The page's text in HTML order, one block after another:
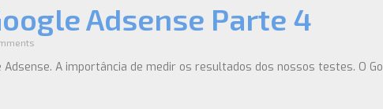
Adsense Parte 4
Adsense. A importância de medir os resultados dos nossos testes. O